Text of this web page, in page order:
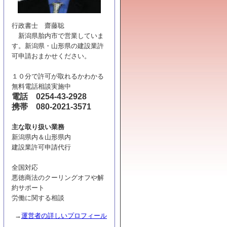
行政書士 齋藤聡
新潟県胎内市で営業していま
す。新潟県・山形県の建設業許
可申請おまかせください。
１０分で許可が取れるかわかる
無料電話相談実施中
電話 0254-43-2928
携帯 080-2021-3571
主な取り扱い業務
新潟県内＆山形県内
建設業許可申請代行
全国対応
悪徳商法のクーリングオフや解
約サポート
労働に関する相談
→運営者の詳しいプロフィール